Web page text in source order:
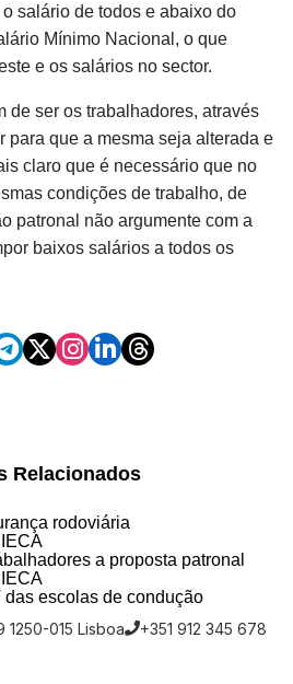
salário de todos e abaixo do
Mínimo Nacional, o que
e os salários no sector.
de ser os trabalhadores, através
para que a mesma seja alterada e
claro que é necessário que no
condições de trabalho, de
patronal não argumente com a
baixos salários a todos os
Relacionados
rodoviária
a proposta patronal
escolas de condução
1250-015 Lisboa
+351 912 345 678